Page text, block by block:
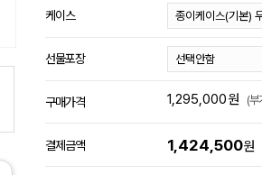
케이스
선물포장
구매가격 1,295,000원 (부
결제금액 1,424,500원